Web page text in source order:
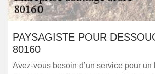
PAYSAGISTE POUR
80160
Avez-vous besoin d’un service pour un